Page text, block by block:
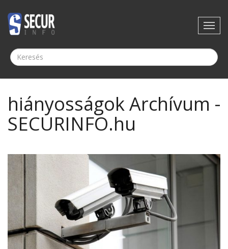
hiányosságok Archívum -
SECURINFO.hu